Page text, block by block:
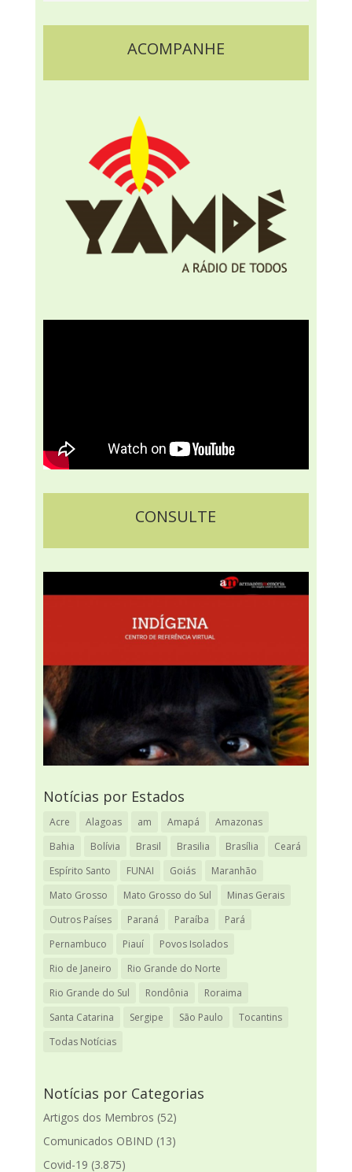
ACOMPANHE
CONSULTE
Notícias por Estados
Acre Alagoas am Amapá
Amazonas
Bahia
Bolívia Brasil Brasilia Brasília
Ceará
Espírito Santo
FUNAI Goiás
Maranhão
Mato Grosso
Mato Grosso do Sul
Minas Gerais
Outros Países
Paraná Paraíba
Pará
Pernambuco
Piauí
Povos Isolados
Rio de Janeiro
Rio Grande do Norte
Rio Grande do Sul
Rondônia
Roraima
Santa Catarina
Sergipe São Paulo
Tocantins
Todas Notícias
Notícias por Categorias
Artigos dos Membros (52)
Comunicados OBIND (13)
Covid-19 (3.875)